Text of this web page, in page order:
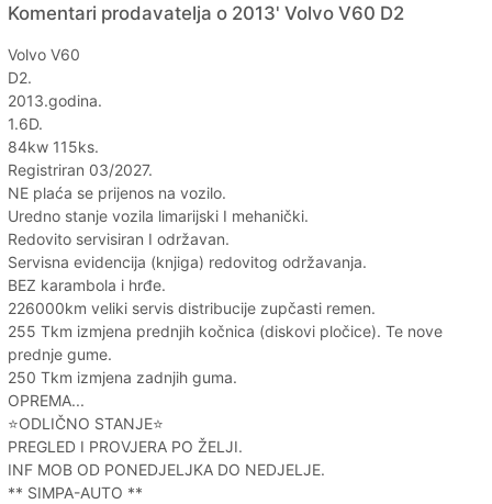
Komentari prodavatelja o 2013' Volvo V60 D2
Volvo V60
D2.
2013.godina.
1.6D.
84kw 115ks.
Registriran 03/2027.
NE plaća se prijenos na vozilo.
Uredno stanje vozila limarijski I mehanički.
Redovito servisiran I održavan.
Servisna evidencija (knjiga) redovitog održavanja.
BEZ karambola i hrđe.
226000km veliki servis distribucije zupčasti remen.
255 Tkm izmjena prednjih kočnica (diskovi pločice). Te nove
prednje gume.
250 Tkm izmjena zadnjih guma.
OPREMA...
⭐️ODLIČNO STANJE⭐️
PREGLED I PROVJERA PO ŽELJI.
INF MOB OD PONEDJELJKA DO NEDJELJE.
** SIMPA-AUTO **